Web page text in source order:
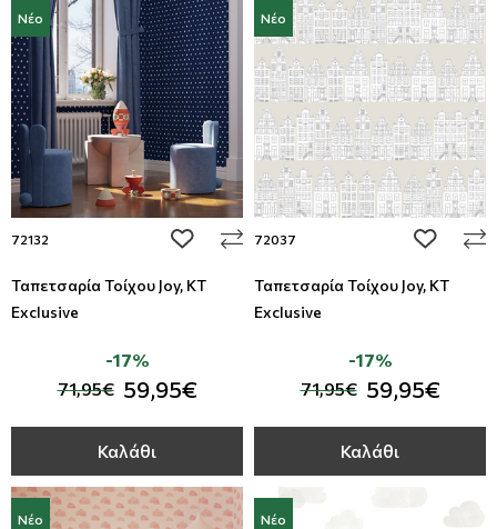
Νέο
72132 add to wishlist
Ταπετσαρία Τοίχου Joy, KT
Exclusive
71,95€ 59,95€
-17%
Καλάθι
Νέο
72037 add to
Ταπετσαρία Τοίχου Joy, KT
Exclusive
71,95€ 59,95€
-17%
Καλάθι
Νέο Νέο